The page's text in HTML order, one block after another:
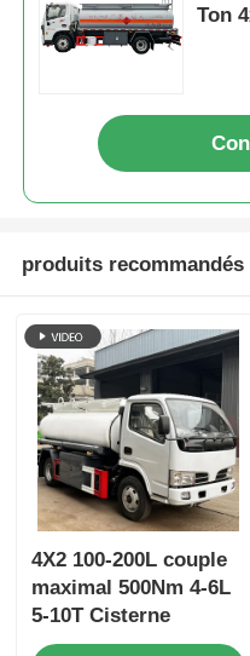
Ton
produits recommandés
4X2 100-200L couple
maximal 500Nm 4-6L
5-10T Cisterne
pétrolière Camion